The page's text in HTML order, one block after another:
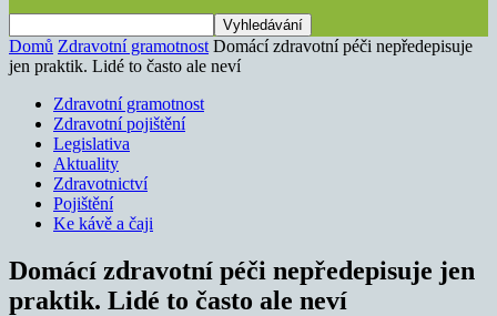
Domů Zdravotní gramotnost Domácí zdravotní péči nepředepisuje
jen praktik. Lidé to často ale neví
Zdravotní gramotnost
Zdravotní pojištění
Legislativa
Aktuality
Zdravotnictví
Pojištění
Ke kávě a čaji
Domácí zdravotní péči nepředepisuje jen
praktik. Lidé to často ale neví